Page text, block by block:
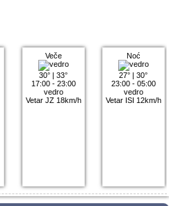
Veče
30° |33°
17:00 - 23:00
vedro
Vetar JZ 18km/h
Noć
27° |30°
23:00 - 05:00
vedro
Vetar ISI 12km/h